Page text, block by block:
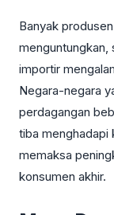
Banyak
menguntungkan,
importir
Negara-negara
perdagangan
tiba menghadapi
memaksa
konsumen akhir.